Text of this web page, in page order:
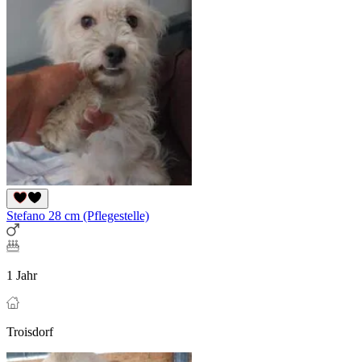
Stefano 28 cm (Pflegestelle)
1 Jahr
Troisdorf